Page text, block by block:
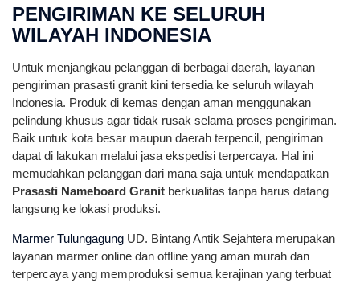
PENGIRIMAN KE SELURUH
WILAYAH INDONESIA
Untuk menjangkau pelanggan di berbagai daerah, layanan
pengiriman prasasti granit kini tersedia ke seluruh wilayah
Indonesia. Produk di kemas dengan aman menggunakan
pelindung khusus agar tidak rusak selama proses pengiriman.
Baik untuk kota besar maupun daerah terpencil, pengiriman
dapat di lakukan melalui jasa ekspedisi terpercaya. Hal ini
memudahkan pelanggan dari mana saja untuk mendapatkan
Prasasti Nameboard Granit berkualitas tanpa harus datang
langsung ke lokasi produksi.
Marmer Tulungagung UD. Bintang Antik Sejahtera merupakan
layanan marmer online dan offline yang aman murah dan
terpercaya yang memproduksi semua kerajinan yang terbuat